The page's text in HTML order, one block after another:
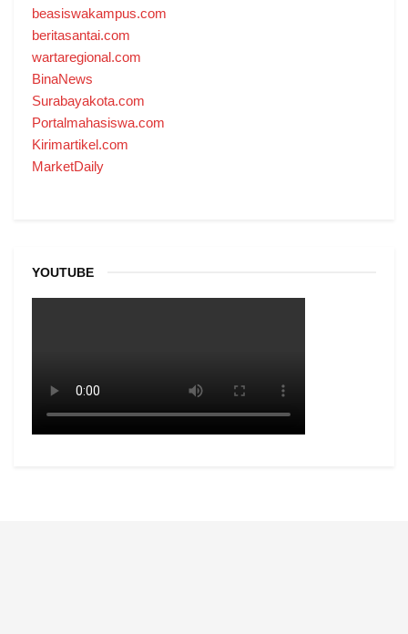
beasiswakampus.com
beritasantai.com
wartaregional.com
BinaNews
Surabayakota.com
Portalmahasiswa.com
Kirimartikel.com
MarketDaily
YOUTUBE